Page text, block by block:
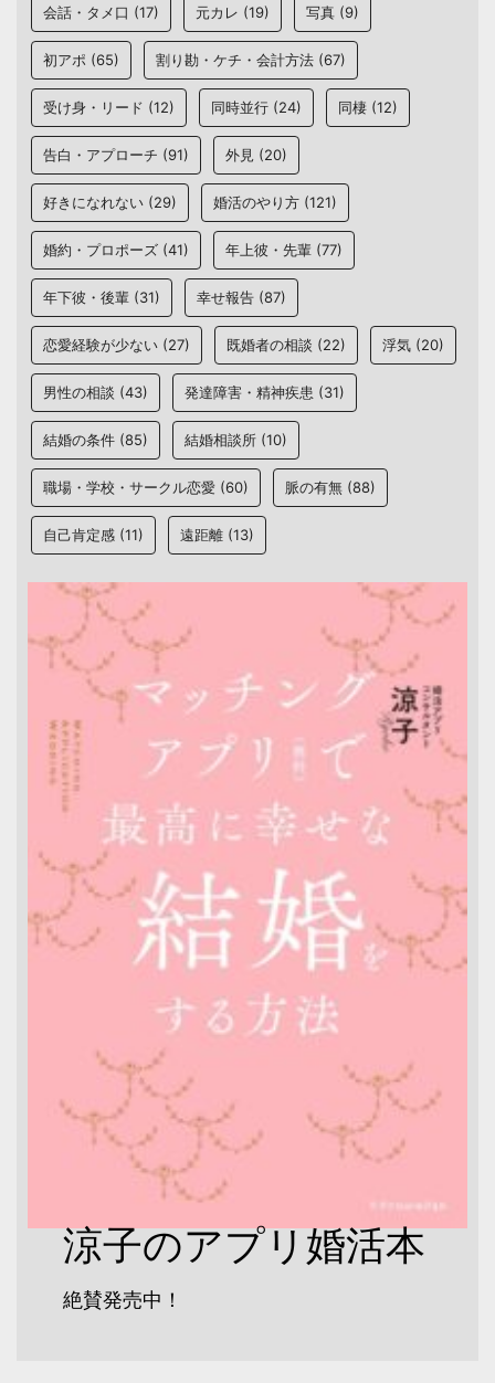
会話・タメ口 (17) 元カレ (19) 写真 (9)
初アポ (65) 割り勘・ケチ・会計方法 (67)
受け身・リード (12) 同時並行 (24) 同棲 (12)
告白・アプローチ (91) 外見 (20)
好きになれない (29) 婚活のやり方 (121)
婚約・プロポーズ (41) 年上彼・先輩 (77)
年下彼・後輩 (31) 幸せ報告 (87)
恋愛経験が少ない (27) 既婚者の相談 (22) 浮気 (20)
男性の相談 (43) 発達障害・精神疾患 (31)
結婚の条件 (85) 結婚相談所 (10)
職場・学校・サークル恋愛 (60) 脈の有無 (88)
自己肯定感 (11) 遠距離 (13)
涼子のアプリ婚活本
絶賛発売中！